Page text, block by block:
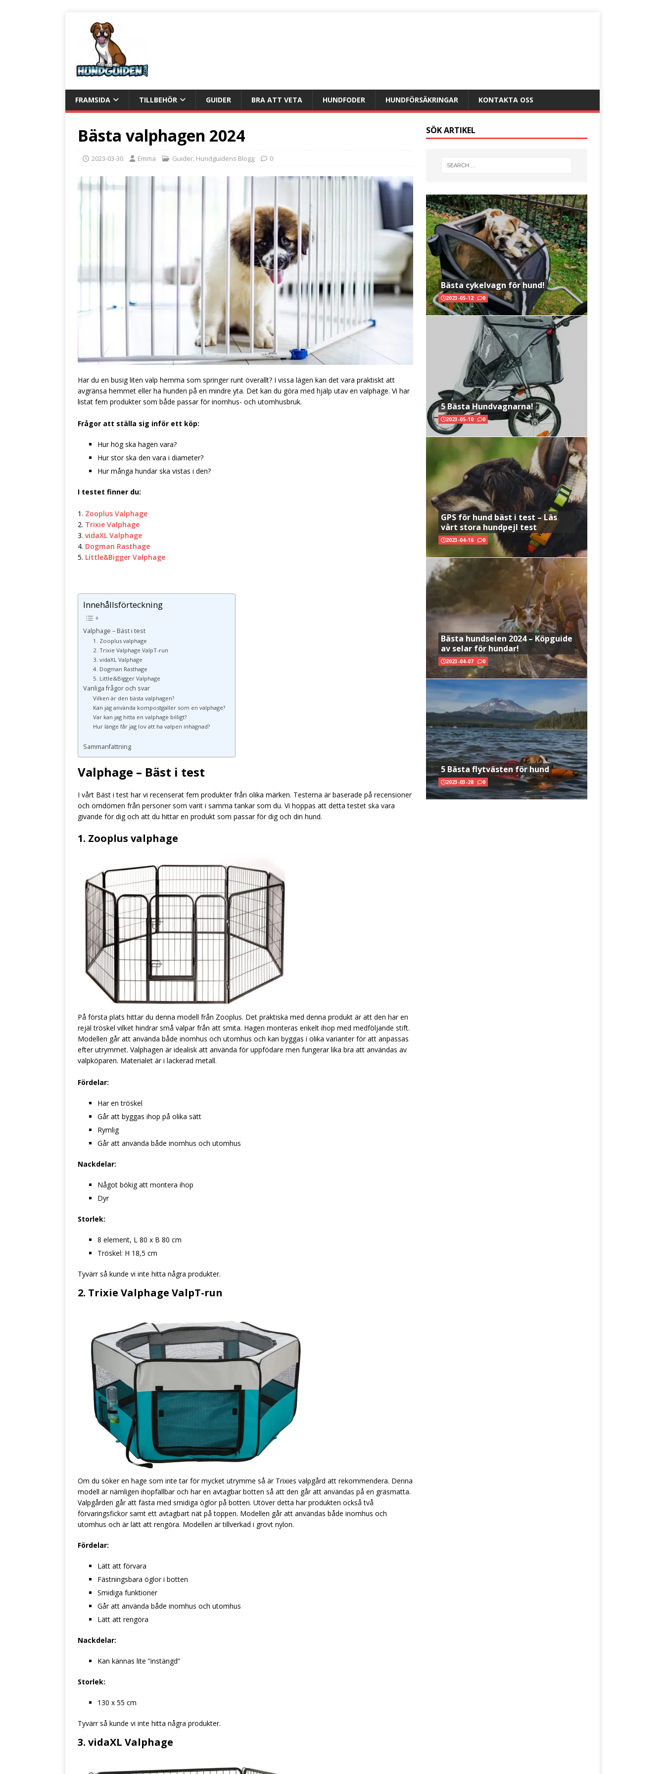
FRAMSIDA TILLBEHÖR GUIDER BRA ATT VETA HUNDFODER HUNDFÖRSÄKRINGAR KONTAKTA OSS
Bästa valphagen 2024
2023-03-30 Emma Guider, Hundguidens Blogg 0
Har du en busig liten valp hemma som springer runt överallt? I vissa lägen kan det vara praktiskt att
avgränsa hemmet eller ha hunden på en mindre yta. Det kan du göra med hjälp utav en valphage. Vi har
listat fem produkter som både passar för inomhus- och utomhusbruk.
Frågor att ställa sig inför ett köp:
Hur hög ska hagen vara?
Hur stor ska den vara i diameter?
Hur många hundar ska vistas i den?
I testet finner du:
1. Zooplus Valphage
2. Trixie Valphage
3. vidaXL Valphage
4. Dogman Rasthage
5. Little&Bigger Valphage
Innehållsförteckning
Valphage – Bäst i test
1. Zooplus valphage
2. Trixie Valphage ValpT-run
3. vidaXL Valphage
4. Dogman Rasthage
5. Little&Bigger Valphage
Vanliga frågor och svar
Vilken är den bästa valphagen?
Kan jag använda kompostgaller som en valphage?
Var kan jag hitta en valphage billigt?
Hur länge får jag lov att ha valpen inhägnad?
Sammanfattning
Valphage – Bäst i test
I vårt Bäst i test har vi recenserat fem produkter från olika märken. Testerna är baserade på recensioner
och omdömen från personer som varit i samma tankar som du. Vi hoppas att detta testet ska vara
givande för dig och att du hittar en produkt som passar för dig och din hund.
1. Zooplus valphage
På första plats hittar du denna modell från Zooplus. Det praktiska med denna produkt är att den har en
rejäl tröskel vilket hindrar små valpar från att smita. Hagen monteras enkelt ihop med medföljande stift.
Modellen går att använda både inomhus och utomhus och kan byggas i olika varianter för att anpassas
efter utrymmet. Valphagen är idealisk att använda för uppfödare men fungerar lika bra att användas av
valpköparen. Materialet är i lackerad metall.
Fördelar:
Har en tröskel
Går att byggas ihop på olika sätt
Rymlig
Går att använda både inomhus och utomhus
Nackdelar:
Något bökig att montera ihop
Dyr
Storlek:
8 element, L 80 x B 80 cm
Tröskel: H 18,5 cm
Tyvärr så kunde vi inte hitta några produkter.
2. Trixie Valphage ValpT-run
Om du söker en hage som inte tar för mycket utrymme så är Trixies valpgård att rekommendera. Denna
modell är nämligen ihopfällbar och har en avtagbar botten så att den går att användas på en gräsmatta.
Valpgården går att fästa med smidiga öglor på botten. Utöver detta har produkten också två
förvaringsfickor samt ett avtagbart nät på toppen. Modellen går att användas både inomhus och
utomhus och är lätt att rengöra. Modellen är tillverkad i grovt nylon.
Fördelar:
Lätt att förvara
Fästningsbara öglor i botten
Smidiga funktioner
Går att använda både inomhus och utomhus
Lätt att rengöra
Nackdelar:
Kan kännas lite ”instängd”
Storlek:
130 x 55 cm
Tyvärr så kunde vi inte hitta några produkter.
3. vidaXL Valphage
SÖK ARTIKEL
Bästa cykelvagn för hund!
2023-05-12 0
5 Bästa Hundvagnarna!
2023-05-10 0
GPS för hund bäst i test – Läs
vårt stora hundpejl test
2023-04-16 0
Bästa hundselen 2024 – Köpguide
av selar för hundar!
2023-04-07 0
5 Bästa flytvästen för hund
2023-03-28 0